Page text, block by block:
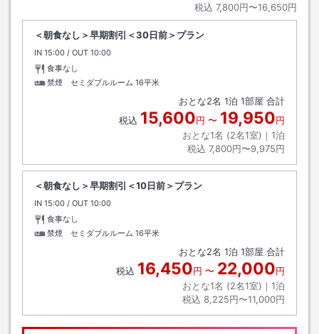
税込 7,800円〜16,650円
＜朝食なし＞早期割引＜30日前＞プラン
IN チェックイン
15:00 / OUT チェックアウト
10:00
食事なし
禁煙 セミダブルルーム 16平米
おとな2名 1泊 1部屋 合計
税込 15,600円 〜 19,950円
おとな1名 (2名1室)｜ 1泊
税込 7,800円〜9,975円
＜朝食なし＞早期割引＜10日前＞プラン
IN チェックイン
15:00 / OUT チェックアウト
10:00
食事なし
禁煙 セミダブルルーム 16平米
おとな2名 1泊 1部屋 合計
税込 16,450円 〜 22,000円
おとな1名 (2名1室)｜ 1泊
税込 8,225円〜11,000円